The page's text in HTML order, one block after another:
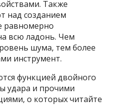
Также
над созданием
равномерно
всю ладонь. Чем
шума, тем более
инструмент.
функцией двойного
удара и прочими
о которых читайте